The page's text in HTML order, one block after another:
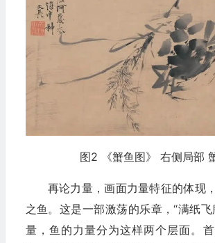
图2 《蟹鱼图》 右侧局部
再论力量，画面力量特征的体现
之鱼。这是一部激荡的乐章，“满纸飞
量，鱼的力量分为这样两个层面。